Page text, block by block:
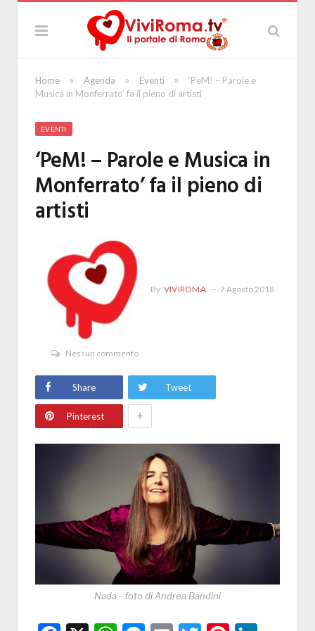
Home » Agenda » Eventi »
‘PeM! – Parole e
Musica in Monferrato’ fa il pieno di artisti
EVENTI
‘PeM! – Parole e Musica in
Monferrato’ fa il pieno di
artisti
By VIVIROMA 7 Agosto 2018
Nessun commento
Share Tweet
Pinterest +
Nada - foto di Andrea Bandini